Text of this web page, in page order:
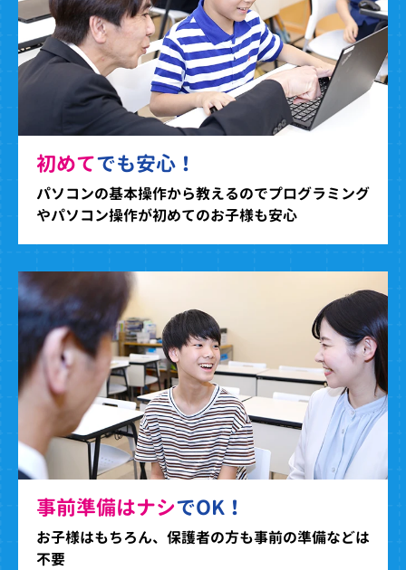
初めてでも安心！
パソコンの基本操作から教えるのでプログラミング
やパソコン操作が初めてのお子様も安心
事前準備はナシでOK！
お子様はもちろん、保護者の方も事前の準備などは
不要